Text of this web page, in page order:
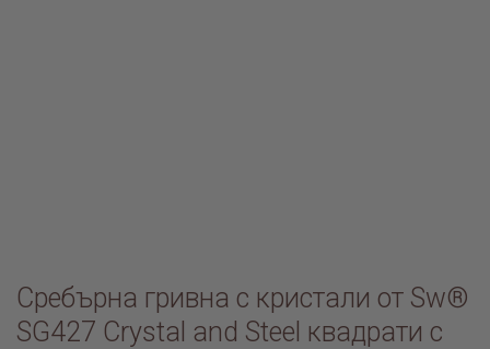
Сребърна гривна с кристали от Sw®
SG427 Crystal and Steel квадрати с